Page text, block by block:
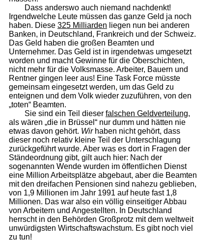
Dass anderswo auch niemand nachdenkt!
Irgendwelche Leute müssen das ganze Geld ja noch
haben. Diese 325 Milliarden liegen nun bei anderen
Banken, in Deutschland, Frankreich und der Schweiz.
Das Geld haben die großen Beamten und
Unternehmer. Das Geld ist in irgendetwas umgesetzt
worden und macht Gewinne für die Oberschichten,
nicht mehr für die Volksmasse. Arbeiter, Bauern und
Rentner gingen leer aus! Eine Task Force müsste
gemeinsam eingesetzt werden, um das Geld zu
enteignen und dem Volk wieder zuzuführen, von den
„toten“ Beamten.
Sie sind ein Teil dieser falschen Geldverteilung,
als wären „die in Brüssel“ nur dumm und hätten nie
etwas davon gehört. Wirhaben nicht gehört, dass
dieser noch relativ kleine Teil der Unterschlagung
zurückgeführt wurde. Aber was es dort in Fragen der
Ständeordnung gibt, gilt auch hier: Nach der
sogenannten Wende wurden im öffentlichen Dienst
eine Million Arbeitsplätze abgebaut, aber die Beamten
mit den dreifachen Pensionen sind nahezu geblieben,
von 1,9 Millionen im Jahr 1991 auf heute fast 1,8
Millionen. Das war also ein völlig einseitiger Abbau
von Arbeitern und Angestellten. In Deutschland
herrscht in den Behörden Großprotz mit dem weltweit
unwürdigsten Wirtschaftswachstum. Es gibt noch viel
zu tun!